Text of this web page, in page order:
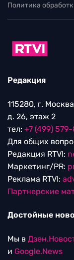
Политика
Редакция
115280, г.
д. 26, этаж 2
тел: +7 (499)
Для общих
Редакция RTVI:
Маркетинг/PR:
Реклама RTVI:
Партнерские
Достойные
Мы в
и Google.News